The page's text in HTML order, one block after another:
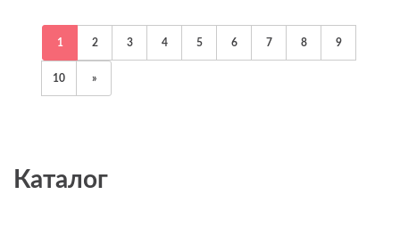
1 2 3 4 5 6 7 8 9
10 »
Каталог